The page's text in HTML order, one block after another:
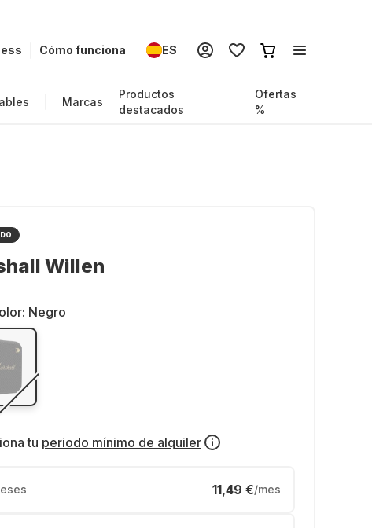
Cómo funciona ES
Marcas
Productos
destacados
Ofertas
%
Willen
Negro
tu periodo mínimo de alquiler
11,49 €/mes